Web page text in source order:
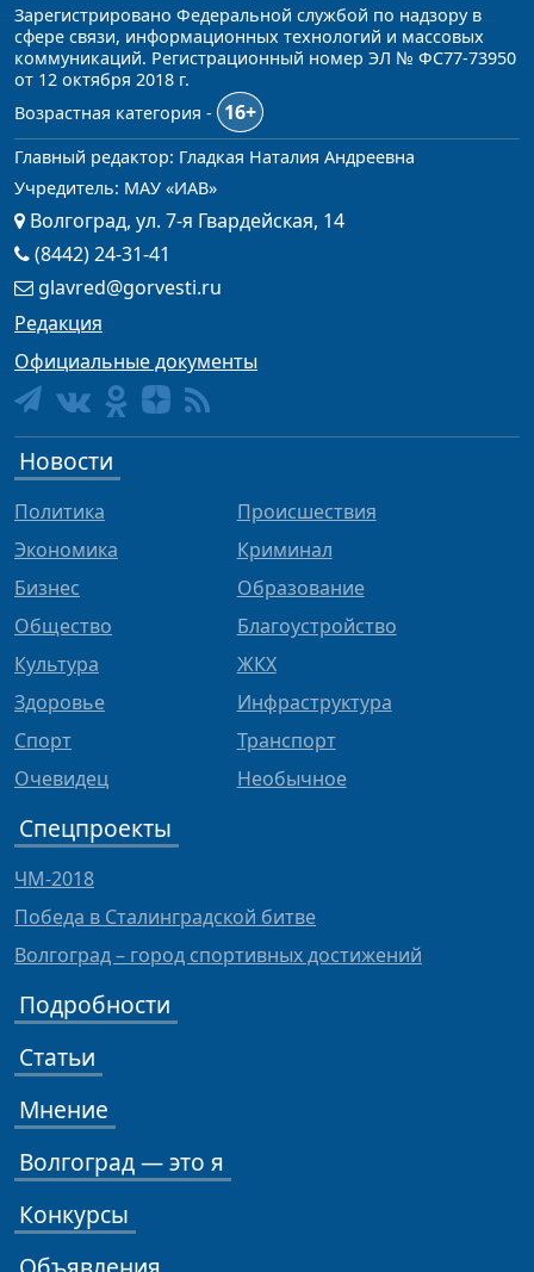
Зарегистрировано Федеральной службой по надзору в
сфере связи, информационных технологий и массовых
коммуникаций. Регистрационный номер ЭЛ № ФС77-73950
от 12 октября 2018 г.
Возрастная категория -
16+
Главный редактор: Гладкая Наталия Андреевна
Учредитель: МАУ «ИАВ»
Волгоград, ул. 7-я Гвардейская, 14
(8442) 24-31-41
glavred@gorvesti.ru
Редакция
Официальные документы
Новости
Политика
Экономика
Бизнес
Общество
Культура
Здоровье
Спорт
Очевидец
Происшествия
Криминал
Образование
Благоустройство
ЖКХ
Инфраструктура
Транспорт
Необычное
Спецпроекты
ЧМ-2018
Победа в Сталинградской битве
Волгоград – город спортивных достижений
Подробности
Статьи
Мнение
Волгоград — это я
Конкурсы